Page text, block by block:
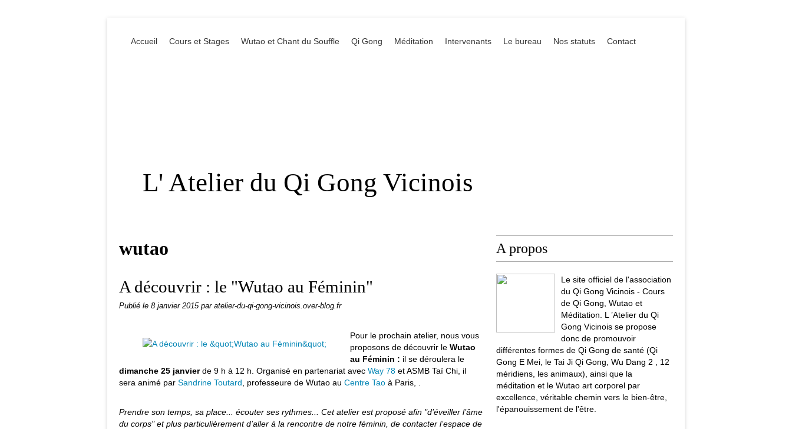
L' Atelier du Qi Gong Vicinois
Accueil Cours et Stages Wutao et Chant du Souffle Qi Gong Méditation Intervenants Le bureau Nos statuts Contact
wutao
A découvrir : le "Wutao au Féminin"
Publié le 8 janvier 2015 par atelier-du-qi-gong-vicinois.over-blog.fr
Pour le prochain atelier, nous vous
proposons de découvrir le Wutao
au Féminin : il se déroulera le
dimanche 25 janvierde 9 h à 12 h. Organisé en partenariat avec Way 78 et ASMB Taï Chi, il
sera animé par Sandrine Toutard , professeure de Wutao au Centre Tao à Paris, .
Prendre son temps, sa place... écouter ses rythmes... Cet atelier est proposé afin "d’éveiller l’âme
du corps" et plus particulièrement d’aller à la rencontre de notre féminin, de contacter l’espace de
A propos
Le site officiel de l'association
du Qi Gong Vicinois - Cours
de Qi Gong, Wutao et
Méditation. L ’Atelier du Qi
Gong Vicinois se propose
donc de promouvoir
différentes formes de Qi Gong de santé (Qi
Gong E Mei, le Tai Ji Qi Gong, Wu Dang 2 , 12
méridiens, les animaux), ainsi que la
méditation et le Wutao art corporel par
excellence, véritable chemin vers le bien-être,
l'épanouissement de l'être.